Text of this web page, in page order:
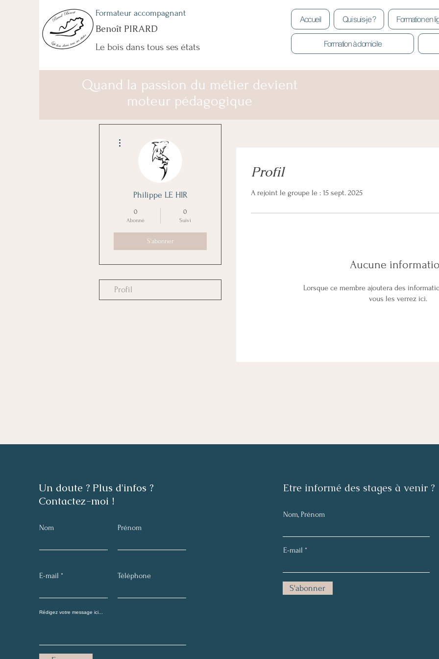
Formateur accompagnant
Benoît PIRARD
Le bois dans tous ses états
Accueil Qui suis-je ? Formation en
Formation à domicile
Quand la passion du métier devient
moteur pédagogique
Profil
A rejoint le groupe le : 15 sept. 2025
Aucune
Lorsque ce membre ajoutera des
vous les verrez ici.
Philippe LE HIR
0
Abonné
0
Suivi
S'abonner
Profil
Un doute ? Plus d'infos ?
Contactez-moi !
Nom Prénom
E-mail Téléphone
​Etre informé des stages à venir ?
Nom, Prénom
E-mail
S'abonner